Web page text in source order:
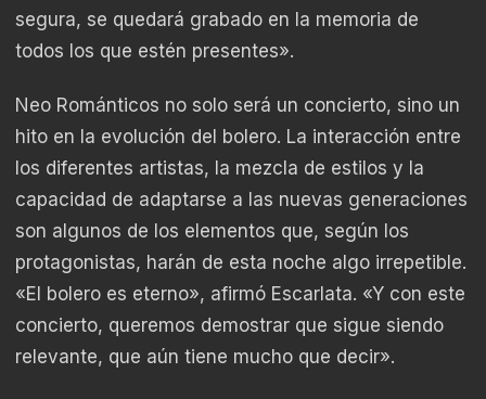
segura, se quedará grabado en la memoria de
todos los que estén presentes».
Neo Románticos no solo será un concierto, sino un
hito en la evolución del bolero. La interacción entre
los diferentes artistas, la mezcla de estilos y la
capacidad de adaptarse a las nuevas generaciones
son algunos de los elementos que, según los
protagonistas, harán de esta noche algo irrepetible.
«El bolero es eterno», afirmó Escarlata. «Y con este
concierto, queremos demostrar que sigue siendo
relevante, que aún tiene mucho que decir».